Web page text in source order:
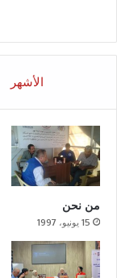
الأشهر
من نحن
15 يونيو، 1997